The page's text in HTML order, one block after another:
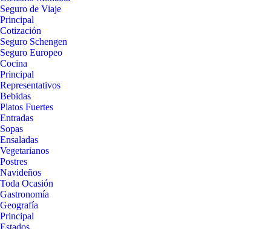
Seguro de Viaje
Principal
Cotización
Seguro Schengen
Seguro Europeo
Cocina
Principal
Representativos
Bebidas
Platos Fuertes
Entradas
Sopas
Ensaladas
Vegetarianos
Postres
Navideños
Toda Ocasión
Gastronomía
Geografía
Principal
Estados